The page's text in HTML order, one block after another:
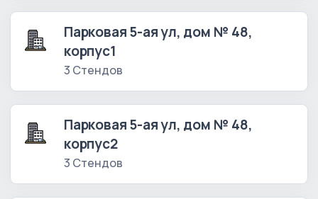
Парковая 5-ая ул, дом № 48,
корпус1
3 Стендов
Парковая 5-ая ул, дом № 48,
корпус2
3 Стендов